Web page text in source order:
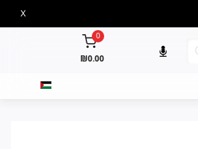
X
0
₪0.00